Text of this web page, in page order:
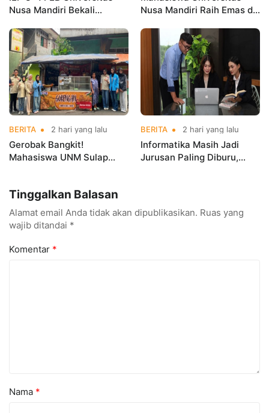
Nusa Mandiri Bekali
Kerja Sebelum Lulus
Nusa Mandiri Raih Emas di
Indonesia Open
Championships 2026
BERITA 2 hari yang lalu
Gerobak Bangkit!
Mahasiswa UNM Sulap
BERITA 2 hari yang lalu
Informatika Masih Jadi
Jurusan Paling Diburu,
Tinggalkan Balasan
Alamat email Anda tidak akan dipublikasikan. Ruas yang
wajib ditandai *
Komentar *
Nama *